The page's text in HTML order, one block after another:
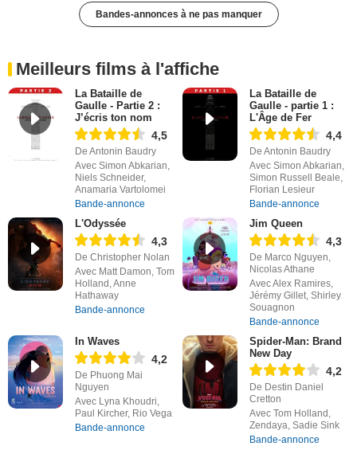
Bandes-annonces à ne pas manquer
Meilleurs films à l'affiche
La Bataille de
Gaulle - Partie 2 :
J’écris ton nom
4,5
De Antonin Baudry
Avec Simon Abkarian,
Niels Schneider,
Anamaria Vartolomei
Bande-annonce
La Bataille de
Gaulle - partie 1 :
L'Âge de Fer
4,4
De Antonin Baudry
Avec Simon Abkarian,
Simon Russell Beale,
Florian Lesieur
Bande-annonce
L'Odyssée
4,3
De Christopher Nolan
Avec Matt Damon, Tom
Holland, Anne
Hathaway
Bande-annonce
Jim Queen
4,3
De Marco Nguyen,
Nicolas Athane
Avec Alex Ramires,
Jérémy Gillet, Shirley
Souagnon
Bande-annonce
In Waves
4,2
De Phuong Mai
Nguyen
Avec Lyna Khoudri,
Paul Kircher, Rio Vega
Bande-annonce
Spider-Man: Brand
New Day
4,2
De Destin Daniel
Cretton
Avec Tom Holland,
Zendaya, Sadie Sink
Bande-annonce